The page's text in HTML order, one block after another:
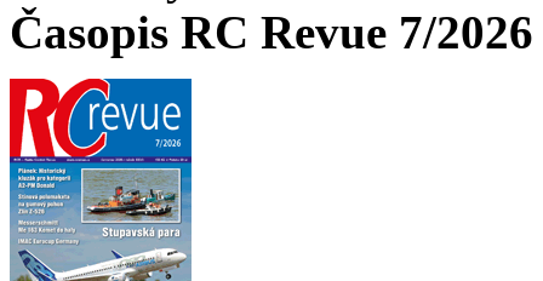
Časopis RC Revue 7/